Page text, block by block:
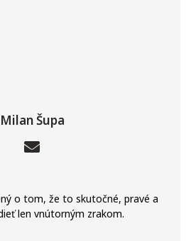
Milan Šupa
o tom, že to skutočné, pravé a
len vnútorným zrakom.